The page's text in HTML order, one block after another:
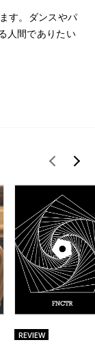
す。ダンスやパ
人間でありたい
REVIEW